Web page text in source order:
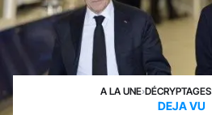
A LA UNE›DÉCRYPTAGES
DEJA VU